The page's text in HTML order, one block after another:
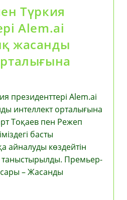
Түркия
Alem.ai
жасанды
президенттері Alem.ai
интеллект орталығына
Тоқаев пен Режеп
басты
айналуды көздейтін
таныстырылды. Премьер-
– Жасанды